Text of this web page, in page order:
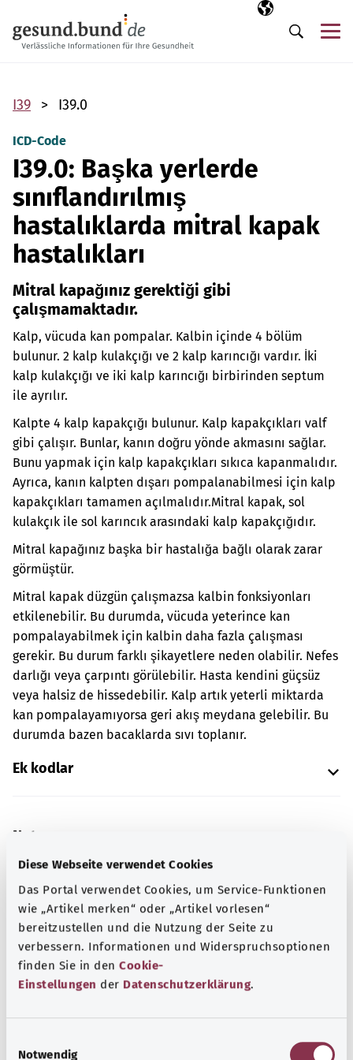
Diese Webseite verwendet Cookies
Das Portal verwendet Cookies, um Service-Funktionen
wie „Artikel merken“ oder „Artikel vorlesen“
bereitzustellen und die Nutzung der Seite zu
verbessern. Informationen und Widerspruchsoptionen
finden Sie in den Cookie-
Einstellungen der Datenschutzerklärung.
Notwendig
Seçili dil
TR
Arama
I39 I39.0
ICD-Code
I39.0: Başka yerlerde
sınıflandırılmış
hastalıklarda mitral kapak
hastalıkları
Mitral kapağınız gerektiği gibi
çalışmamaktadır.
Kalp, vücuda kan pompalar. Kalbin içinde 4 bölüm
bulunur. 2 kalp kulakçığı ve 2 kalp karıncığı vardır. İki
kalp kulakçığı ve iki kalp karıncığı birbirinden septum
ile ayrılır.
Kalpte 4 kalp kapakçığı bulunur. Kalp kapakçıkları valf
gibi çalışır. Bunlar, kanın doğru yönde akmasını sağlar.
Bunu yapmak için kalp kapakçıkları sıkıca kapanmalıdır.
Ayrıca, kanın kalpten dışarı pompalanabilmesi için kalp
kapakçıkları tamamen açılmalıdır.Mitral kapak, sol
kulakçık ile sol karıncık arasındaki kalp kapakçığıdır.
Mitral kapağınız başka bir hastalığa bağlı olarak zarar
görmüştür.
Mitral kapak düzgün çalışmazsa kalbin fonksiyonları
etkilenebilir. Bu durumda, vücuda yeterince kan
pompalayabilmek için kalbin daha fazla çalışması
gerekir. Bu durum farklı şikayetlere neden olabilir. Nefes
darlığı veya çarpıntı görülebilir. Hasta kendini güçsüz
veya halsiz de hissedebilir. Kalp artık yeterli miktarda
kan pompalayamıyorsa geri akış meydana gelebilir. Bu
durumda bazen bacaklarda sıvı toplanır.
Ek kodlar
Not
Kaynak
Federal Sağlık Bakanlığı (BMG) adına "Was hab' ich?"
gemeinnützige GmbH tarafından sağlanmıştır.
Kapsamlı bilgi
Diğer yazılar